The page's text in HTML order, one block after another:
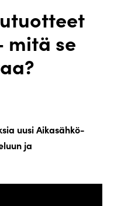
mitä se
uusi Aikasähkö-
ja